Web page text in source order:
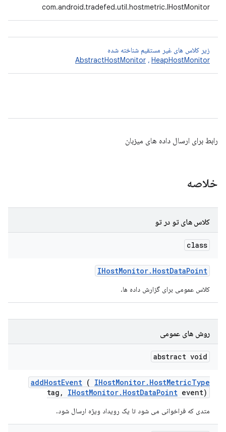
com.android.tradefed.util.hostmetric.IHostMonitor
زیر کلاس های غیر مستقیم شناخته شده
AbstractHostMonitor ، HeapHostMonitor
رابط برای ارسال داده های میزبان
خلاصه
کلاس های تو در تو
class
IHostMonitor. HostDataPoint
کلاس عمومی برای گزارش داده ها.
روش های عمومی
abstract void
addHostEvent ( IHostMonitor. HostMetricType
tag , IHostMonitor. HostDataPoint event)
متدی که فراخوانی می شود تا یک رویداد ویژه ارسال شود.